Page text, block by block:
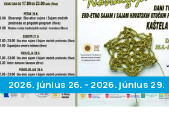
2026. június 26. - 2026. június 29.